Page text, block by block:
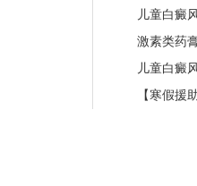
儿童白癜
激素类药
儿童白癜
【寒假援